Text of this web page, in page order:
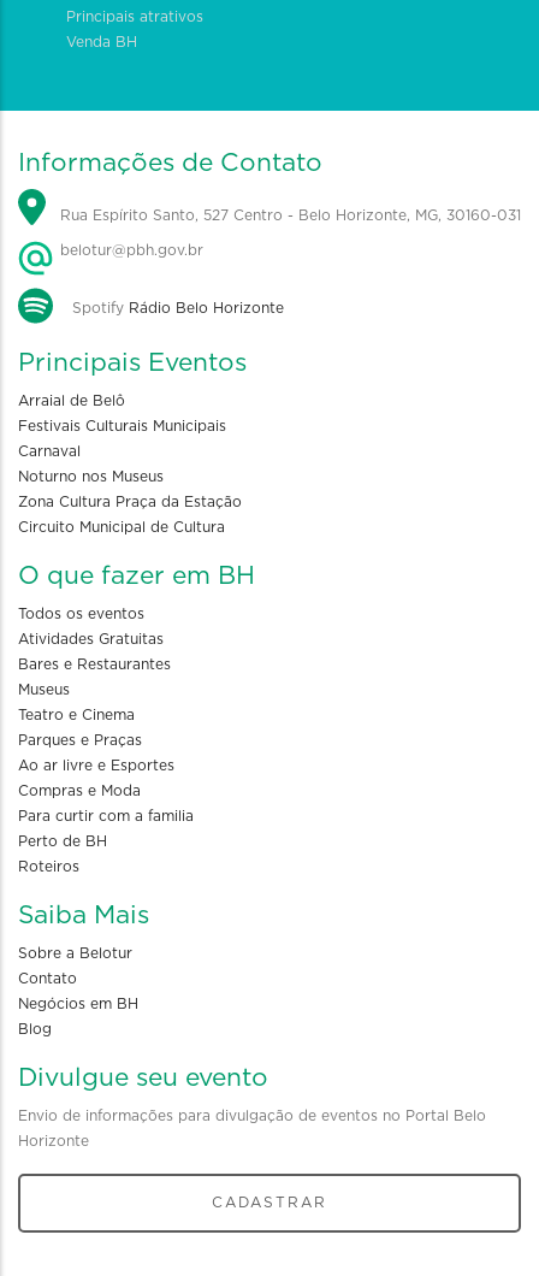
Principais atrativos
Venda BH
Informações de Contato
Rua Espírito Santo, 527 Centro - Belo Horizonte, MG, 30160-031
belotur@pbh.gov.br
Spotify Rádio Belo Horizonte
Principais Eventos
Arraial de Belô
Festivais Culturais Municipais
Carnaval
Noturno nos Museus
Zona Cultura Praça da Estação
Circuito Municipal de Cultura
O que fazer em BH
Todos os eventos
Atividades Gratuitas
Bares e Restaurantes
Museus
Teatro e Cinema
Parques e Praças
Ao ar livre e Esportes
Compras e Moda
Para curtir com a familia
Perto de BH
Roteiros
Saiba Mais
Sobre a Belotur
Contato
Negócios em BH
Blog
Divulgue seu evento
Envio de informações para divulgação de eventos no Portal Belo
Horizonte
CADASTRAR